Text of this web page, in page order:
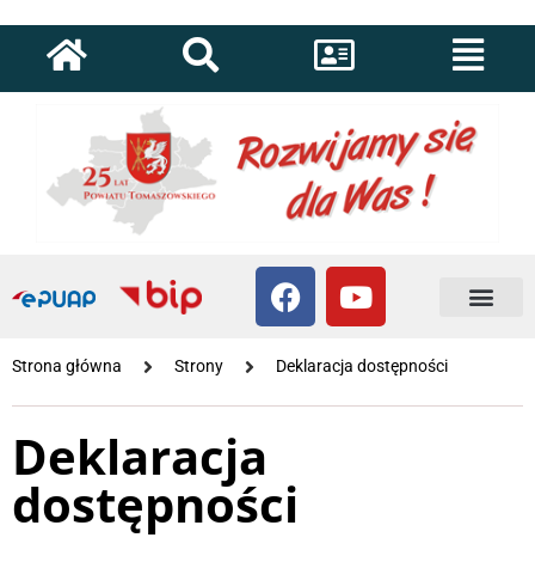
Strona główna Strony Deklaracja dostępności
Deklaracja
dostępności